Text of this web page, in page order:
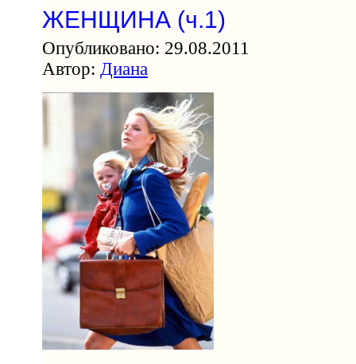
ЖЕНЩИНА (ч.1)
Опубликовано: 29.08.2011
Автор: Диана